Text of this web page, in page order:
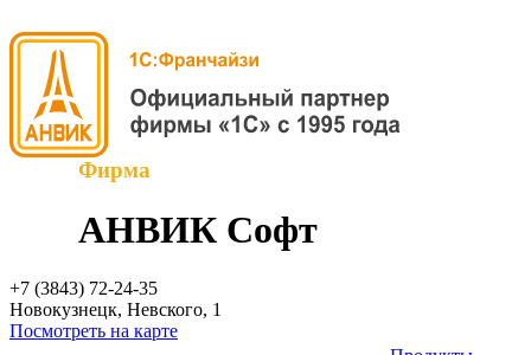
Фирма
АНВИК Софт
+7 (3843) 72-24-35
Новокузнецк, Невского, 1
Посмотреть на карте